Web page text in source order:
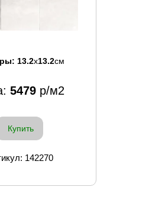
13.2x13.2см
5479 р/м2
Купить
142270